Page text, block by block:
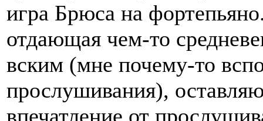
игра Брюса на
отдающая чем-то
вским (мне почему-то
прослушивания),
впечатление от